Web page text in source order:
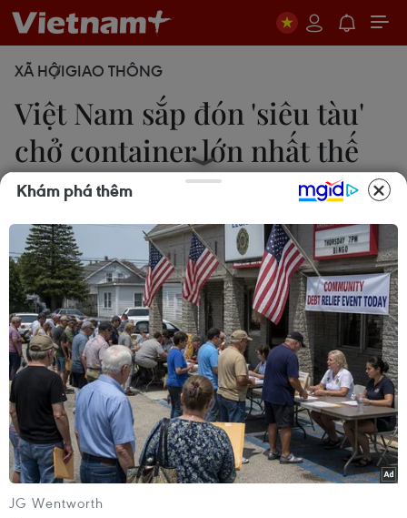
XÃ HỘIGIAO THÔNG
Việt Nam sắp đón 'siêu tàu'
chở container lớn nhất thế
giới
Quang Toàn
22/10/2020 05:59
Ngày 26/10 tới, Cảng Quốc tế Cái Mép sẽ tiếp
nhận tàu container Margrethe Maersk có trọng tải
214.121 DWT, sức chở hơn 18.300 TEU, dài gần
400m, rộng 59m.
Khám phá thêm
JG Wentworth